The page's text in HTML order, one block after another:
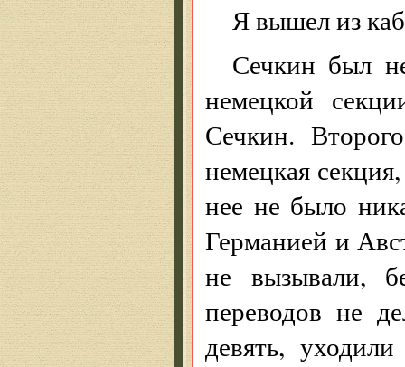
Я вышел из
Сечкин был
немецкой
Сечкин.
немецкая
нее не было
Германией и
не вызывали,
переводов не
девять,